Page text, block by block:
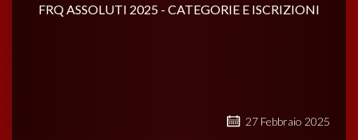
FRQ ASSOLUTI 2025 - CATEGORIE E ISCRIZIONI
27 Febbraio 2025